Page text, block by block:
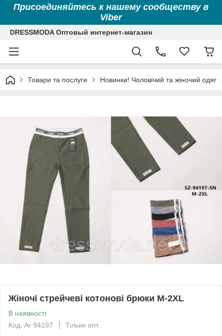
Присоединяйтесь к нашему сообществу в
Viber
DRESSMODA Оптовый интернет-магазин
Товари та послуги Новинки! Чоловічий та жіночий одяг
Жіночі стрейчеві котонові брюки М-2XL
В наявності
Код: Ar 94197
Тільки опт